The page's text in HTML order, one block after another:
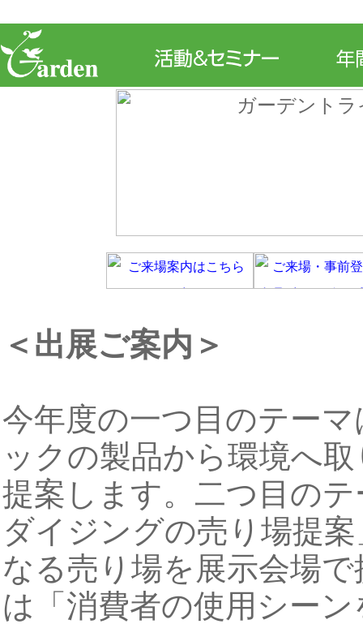
＜出展ご案内＞
今年度の一つ目のテー
ックの製品から環境へ
提案します。二つ目の
ダイジングの売り場提
なる売り場を展示会場
は「消費者の使用シー